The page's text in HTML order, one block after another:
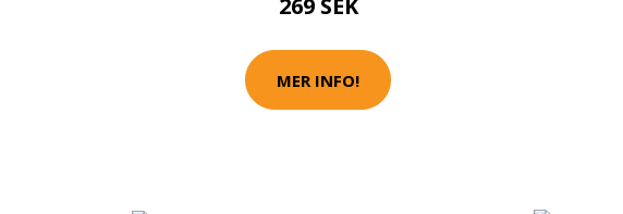
269 SEK
MER INFO!